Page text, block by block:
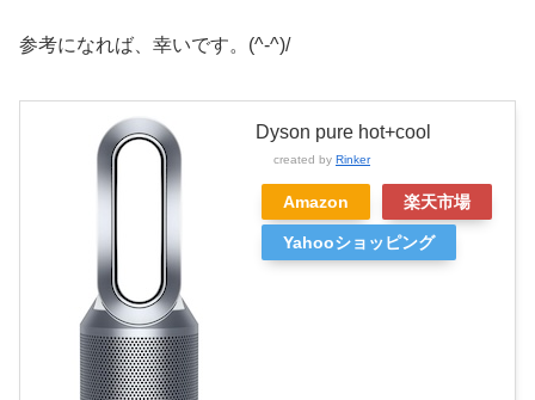
参考になれば、幸いです。(^-^)/
Dyson pure hot+cool
created by Rinker
Amazon 楽天市場
Yahooショッピング